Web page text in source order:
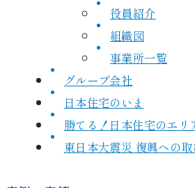
役員紹介
組織図
事業所一覧
グループ会社
日本住宅のいま
勝てる！日本住宅のエリ
東日本大震災 復興への